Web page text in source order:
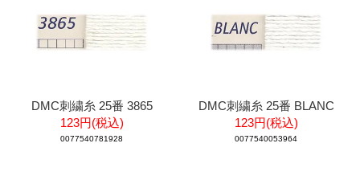
DMC刺繍糸 25番 3865
123円(税込)
0077540781928
DMC刺繍糸 25番 BLANC
123円(税込)
0077540053964